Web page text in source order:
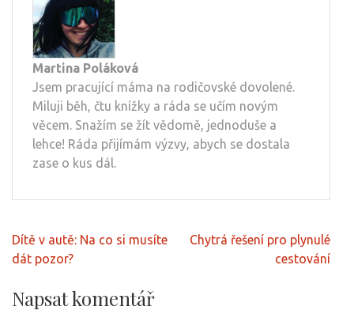
Martina Poláková
Jsem pracující máma na rodičovské dovolené.
Miluji běh, čtu knížky a ráda se učím novým
věcem. Snažím se žít vědomě, jednoduše a
lehce! Ráda přijímám výzvy, abych se dostala
zase o kus dál.
Navigace
pro
Dítě v autě: Na co si musíte
dát pozor?
Chytrá řešení pro plynulé
cestování
Napsat komentář